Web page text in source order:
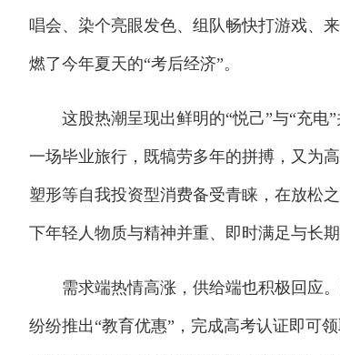
唱会、染个亮眼发色、组队畅快打游戏、
燃了今年夏天的“考后经济”。
这股热潮呈现出鲜明的“悦己”与“充电”
一场毕业旅行，既犒劳多年的拼搏，又为
塑形等自我投资型消费备受青睐，在放松
下年轻人物质与精神并重、即时满足与长
需求端热情高涨，供给端也积极回应。
纷纷推出“教育优惠”，完成高考认证即可